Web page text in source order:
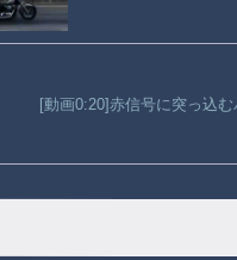
[動画0:20]赤信号に突っ込